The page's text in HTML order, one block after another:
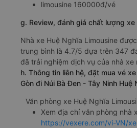
limousine 160000đ/vé
g. Review, đánh giá chất lượng xe
Nhà xe Huệ Nghĩa Limousine
trung bình là 4.7/5 dựa trên 347
đã trải nghiệm dịch vụ của nhà xe
h. Thông tin liên hệ, đặt mua vé
Gòn đi Núi Bà Đen - Tây Ninh Huệ
Văn phòng xe Huệ Nghĩa
Xem địa chỉ văn phòng nhà
https://vexere.com/vi-VN/